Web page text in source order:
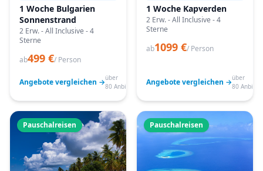
1 Woche Bulgarien
Sonnenstrand
2 Erw. - All Inclusive - 4
Sterne
ab499 €/ Person
Angebote vergleichen →über
80 Anbieter
1 Woche Kapverden
2 Erw. - All Inclusive - 4
Sterne
ab1099 €/ Person
Angebote vergleichen →über
80
Pauschalreisen Pauschalreisen